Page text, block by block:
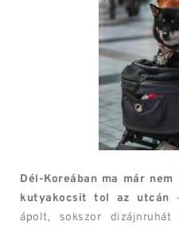
Dél-Koreában ma már
kutyakocsit tol az utcán
ápolt, sokszor